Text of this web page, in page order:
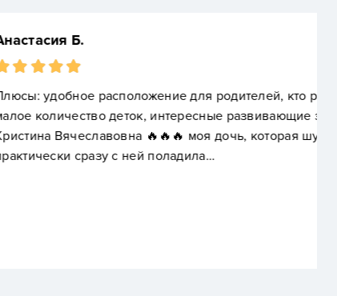
для родителей, кто работает в центре,
развивающие занятия. Воспитатели -
моя дочь, которая шугается взрослых,